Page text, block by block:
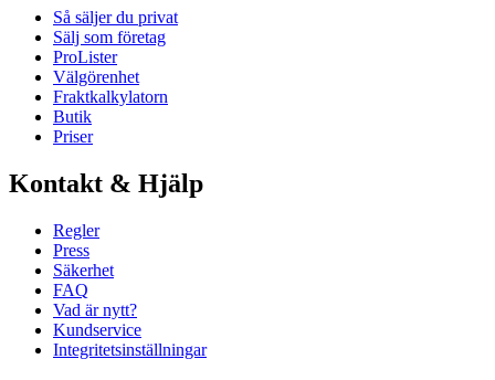
Så säljer du privat
Sälj som företag
ProLister
Välgörenhet
Fraktkalkylatorn
Butik
Priser
Kontakt & Hjälp
Regler
Press
Säkerhet
FAQ
Vad är nytt?
Kundservice
Integritetsinställningar